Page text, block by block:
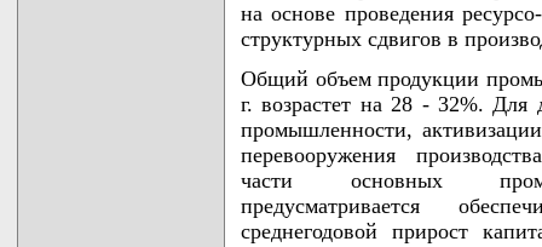
на основе проведения
структурных сдвигов в
Общий объем продукции
г. возрастет на 28 - 32%. Для
промышленности,
перевооружения
части основных
предусматривается
среднегодовой прирост